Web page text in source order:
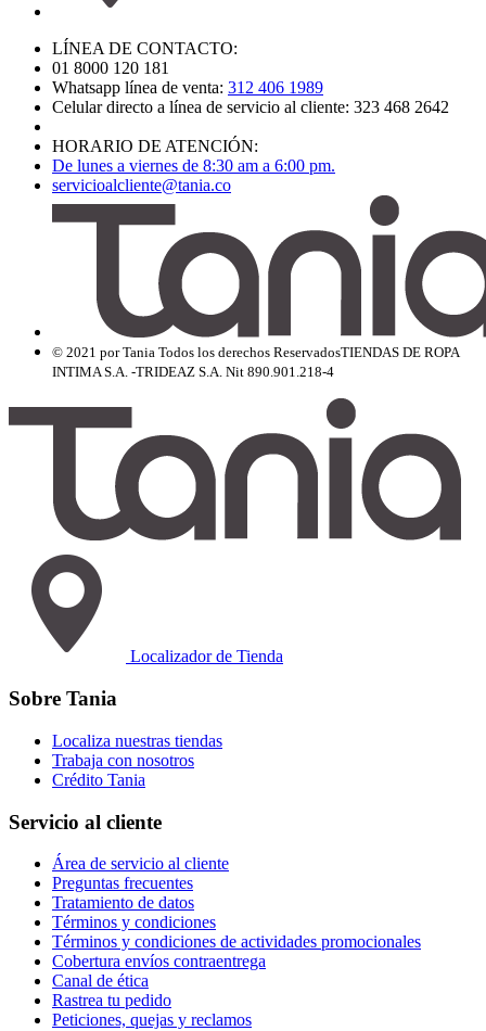
LÍNEA DE CONTACTO:
01 8000 120 181
Whatsapp línea de venta: 312 406 1989
Celular directo a línea de servicio al cliente: 323 468 2642
HORARIO DE ATENCIÓN:
De lunes a viernes de 8:30 am a 6:00 pm.
servicioalcliente@tania.co
© 2021 por Tania Todos los derechos ReservadosTIENDAS DE ROPA
INTIMA S.A. -TRIDEAZ S.A. Nit 890.901.218-4
Localizador de Tienda
Sobre Tania
Localiza nuestras tiendas
Trabaja con nosotros
Crédito Tania
Servicio al cliente
Área de servicio al cliente
Preguntas frecuentes
Tratamiento de datos
Términos y condiciones
Términos y condiciones de actividades promocionales
Cobertura envíos contraentrega
Canal de ética
Rastrea tu pedido
Peticiones, quejas y reclamos